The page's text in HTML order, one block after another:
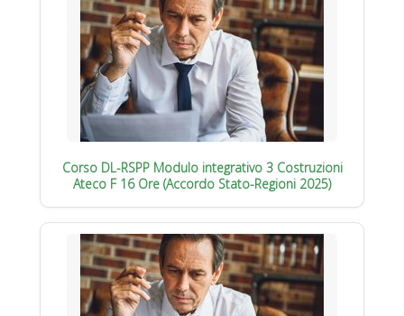
Corso DL-RSPP Modulo integrativo 3 Costruzioni
Ateco F 16 Ore (Accordo Stato-Regioni 2025)